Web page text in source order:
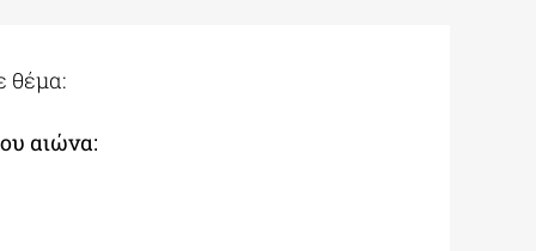
θέμα:
αιώνα: